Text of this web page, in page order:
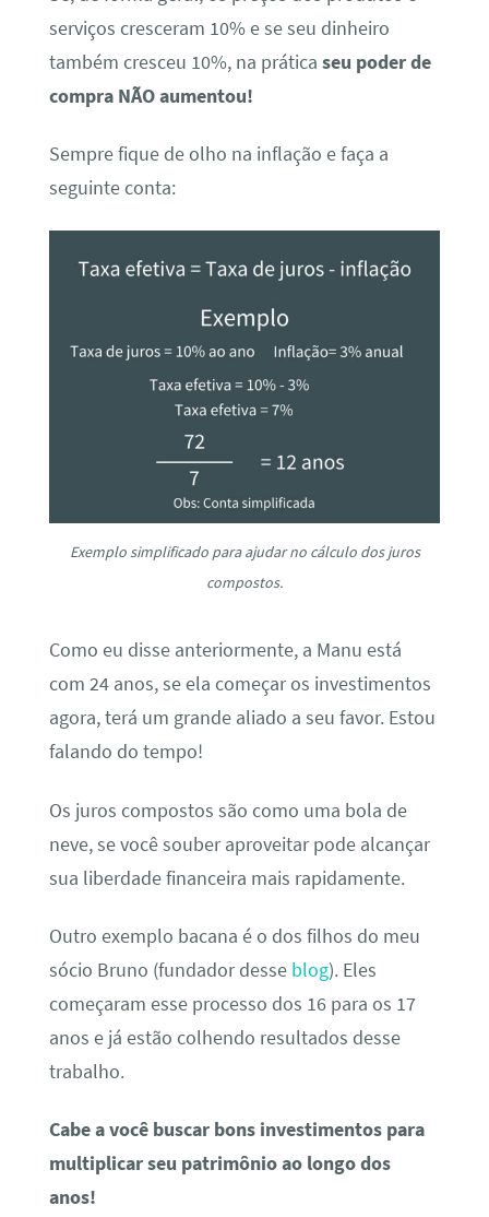
serviços cresceram 10% e se seu dinheiro
também cresceu 10%, na prática seu poder de
compra NÃO aumentou!
Sempre fique de olho na inflação e faça a
seguinte conta:
Exemplo simplificado para ajudar no cálculo dos juros
compostos.
Como eu disse anteriormente, a Manu está
com 24 anos, se ela começar os investimentos
agora, terá um grande aliado a seu favor. Estou
falando do tempo!
Os juros compostos são como uma bola de
neve, se você souber aproveitar pode alcançar
sua liberdade financeira mais rapidamente.
Outro exemplo bacana é o dos filhos do meu
sócio Bruno (fundador desse blog). Eles
começaram esse processo dos 16 para os 17
anos e já estão colhendo resultados desse
trabalho.
Cabe a você buscar bons investimentos para
multiplicar seu patrimônio ao longo dos
anos!